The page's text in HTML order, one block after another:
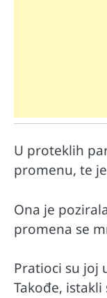
U proteklih
promenu, te
Ona je
promena se
Pratioci su joj
Takođe,